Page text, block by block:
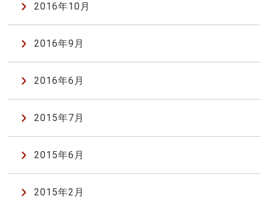
2016年10月
2016年9月
2016年6月
2015年7月
2015年6月
2015年2月